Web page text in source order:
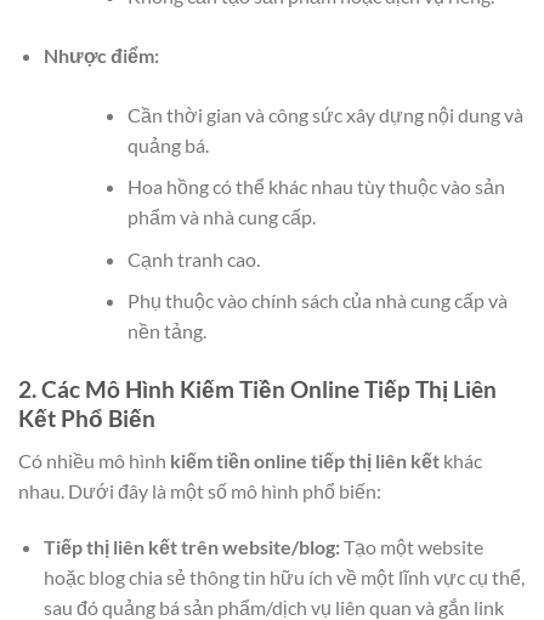
Nhược điểm:
Cần thời gian và công sức xây dựng nội dung và
quảng bá.
Hoa hồng có thể khác nhau tùy thuộc vào sản
phẩm và nhà cung cấp.
Cạnh tranh cao.
Phụ thuộc vào chính sách của nhà cung cấp và
nền tảng.
2. Các Mô Hình Kiếm Tiền Online Tiếp Thị Liên
Kết Phổ Biến
Có nhiều mô hình kiếm tiền online tiếp thị liên kết khác
nhau. Dưới đây là một số mô hình phổ biến:
Tiếp thị liên kết trên website/blog:Tạo một website
hoặc blog chia sẻ thông tin hữu ích về một lĩnh vực cụ thể,
sau đó quảng bá sản phẩm/dịch vụ liên quan và gắn link